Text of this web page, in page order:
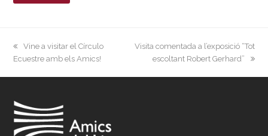
previous
post:
Vine a visitar el Círculo
Ecuestre amb els Amics!
next
Visita comentada a l’exposició “Tot
escoltant Robert Gerhard”